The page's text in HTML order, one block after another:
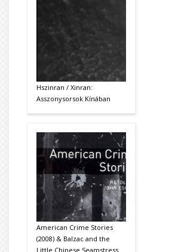
Hszinran / Xinran:
Asszonysorsok Kínában
American Crime Stories
(2008) & Balzac and the
Little Chinese Seamstress